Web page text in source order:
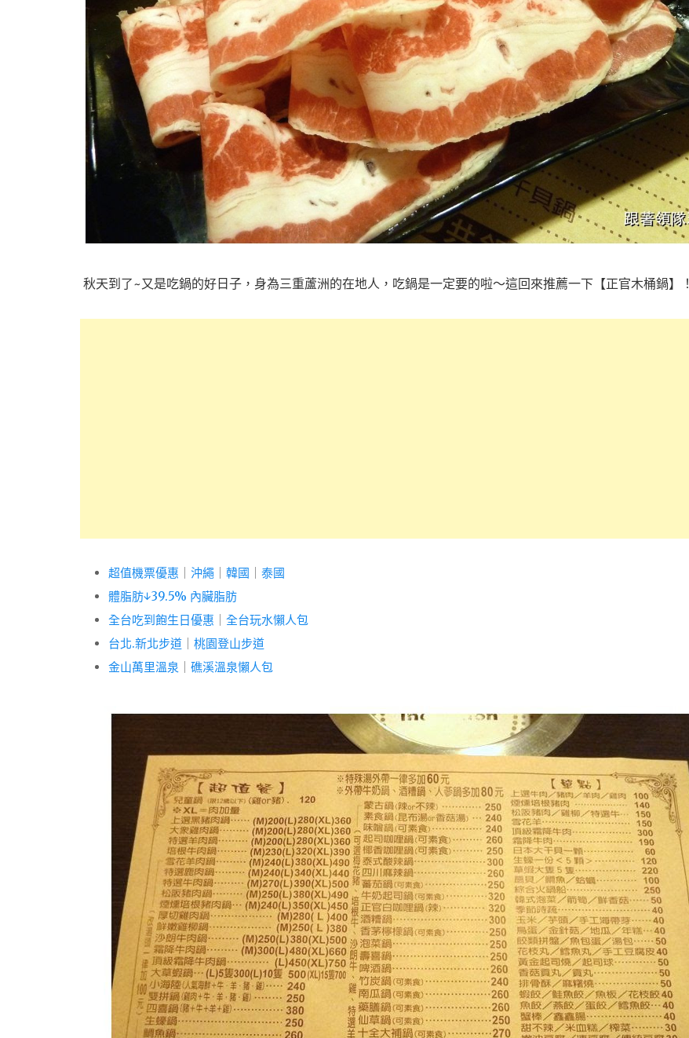
秋天到了~又是吃鍋的好日子，身為三重蘆洲的在地人，吃鍋是一定要的啦～這回來推薦一下【正官木桶鍋】！
超值機票優惠 沖繩 韓國
泰國
體脂肪↓39.5% 內臟脂肪
全台吃到飽生日優惠
全台玩水懶人包
台北.新北步道
桃園登山步道
金山萬里溫泉
礁溪溫泉懶人包